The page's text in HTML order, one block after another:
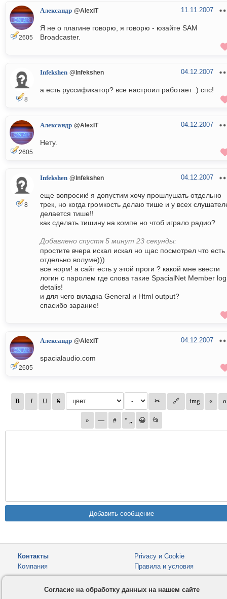
2605
Александр @AlexIT 11.11.2007
Я не о плагине говорю, я говорю - юзайте SAM
Broadcaster.
8
Infekshen @Infekshen 04.12.2007
а есть руссификатор? все настроил работает :) спс!
2605
Александр @AlexIT 04.12.2007
Нету.
8
Infekshen @Infekshen 04.12.2007
еще вопросик! я допустим хочу прошлушать отдельно
трек, но когда громкость делаю тише и у всех
делается тише!!
как сделать тишину на компе но чтоб играло радио?
Добавлено спустя 5 минут 23 секунды:
простите вчера искал искал но щас посмотрел что есть
отдельно волуме)))
все норм! а сайт есть у этой проги ? какой мне ввести
логин с паролем где слова такие SpacialNet Member
detalis!
и для чего вкладка General и Html output?
спасибо зарание!
2605
Александр @AlexIT 04.12.2007
spacialaudio.com
Контакты
Компания
Privacy и Cookie
Правила и условия
Как оплатить
Форумы
Согласие на обработку данных на нашем сайте